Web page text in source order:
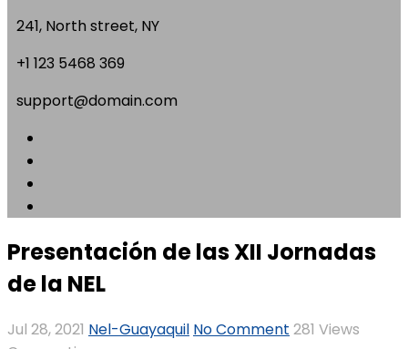
241, North street, NY
+1 123 5468 369
support@domain.com
Presentación de las XII Jornadas
de la NEL
Jul 28, 2021 Nel-Guayaquil No Comment 281 Views